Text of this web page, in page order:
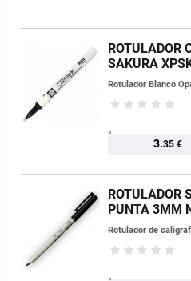
ROTULADOR
SAKURA
Rotulador Blanco
3.35 €
ROTULADOR
PUNTA 3MM
Rotulador de